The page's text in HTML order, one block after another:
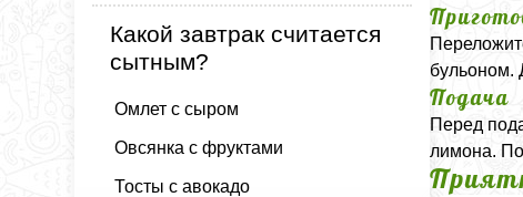
Какой завтрак считается
сытным?
Омлет с сыром
Овсянка с фруктами
Тосты с авокадо
бульоном.
Подача
Перед
лимона.